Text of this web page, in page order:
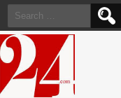
Search
for: